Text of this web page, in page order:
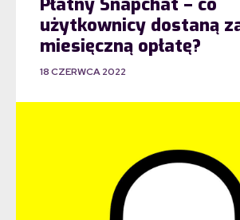
Płatny Snapchat – co
użytkownicy dostaną
miesięczną opłatę?
18 CZERWCA 2022